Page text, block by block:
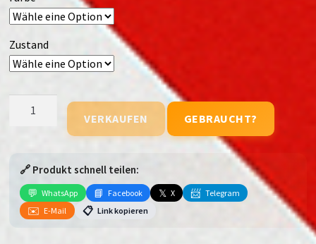
Zustand
VERKAUFEN GEBRAUCHT?
🔗 Produkt schnell teilen:
💬 WhatsApp 📘 Facebook 𝕏 X 📨 Telegram
✉️ E-Mail 📋 Link kopieren